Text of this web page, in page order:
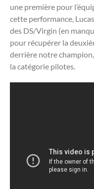
une première pour
cette performance,
des DS/Virgin (en
pour récupérer la
derrière notre
la catégorie pilotes.